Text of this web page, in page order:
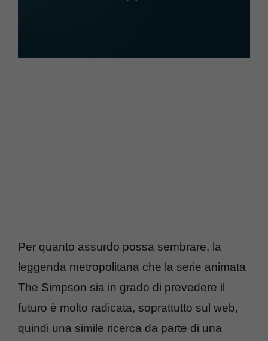
Per quanto assurdo possa sembrare, la
leggenda metropolitana che la serie animata
The Simpson sia in grado di prevedere il
futuro è molto radicata, soprattutto sul web,
quindi una simile ricerca da parte di una